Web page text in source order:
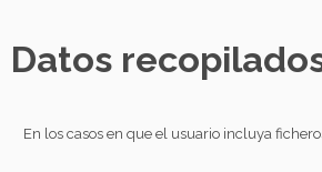
Datos
En los casos en que el usuario incluya